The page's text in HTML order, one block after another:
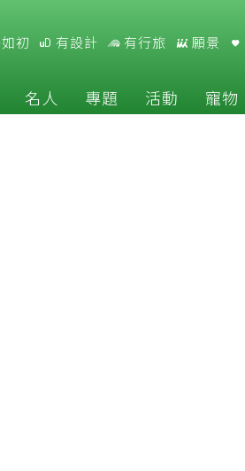
初 有設計 有行旅 願景
名人 專題 活動 寵物